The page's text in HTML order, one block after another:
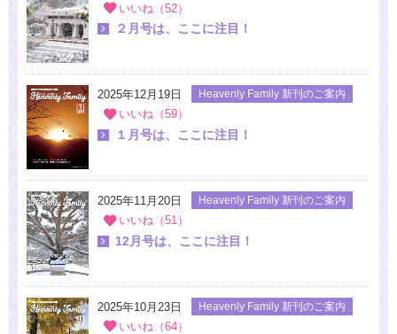
いいね（52）
２月号は、ここに注目！
2025年12月19日 Heavenly Family 新刊のご案内
いいね（59）
１月号は、ここに注目！
2025年11月20日 Heavenly Family 新刊のご案内
いいね（51）
12月号は、ここに注目！
2025年10月23日 Heavenly Family 新刊のご案内
いいね（64）